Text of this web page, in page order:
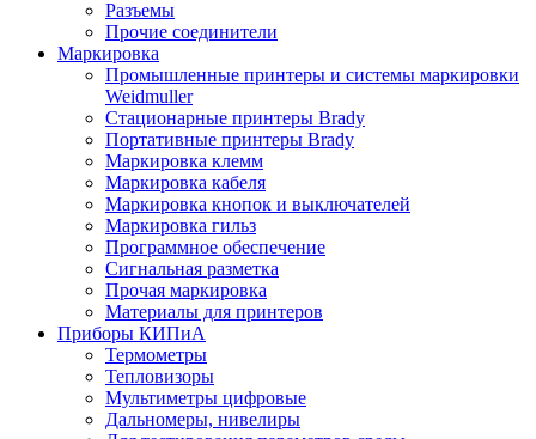
Разъемы
Прочие соединители
Маркировка
Промышленные принтеры и системы маркировки
Weidmuller
Стационарные принтеры Brady
Портативные принтеры Brady
Маркировка клемм
Маркировка кабеля
Маркировка кнопок и выключателей
Маркировка гильз
Программное обеспечение
Сигнальная разметка
Прочая маркировка
Материалы для принтеров
Приборы КИПиА
Термометры
Тепловизоры
Мультиметры цифровые
Дальномеры, нивелиры